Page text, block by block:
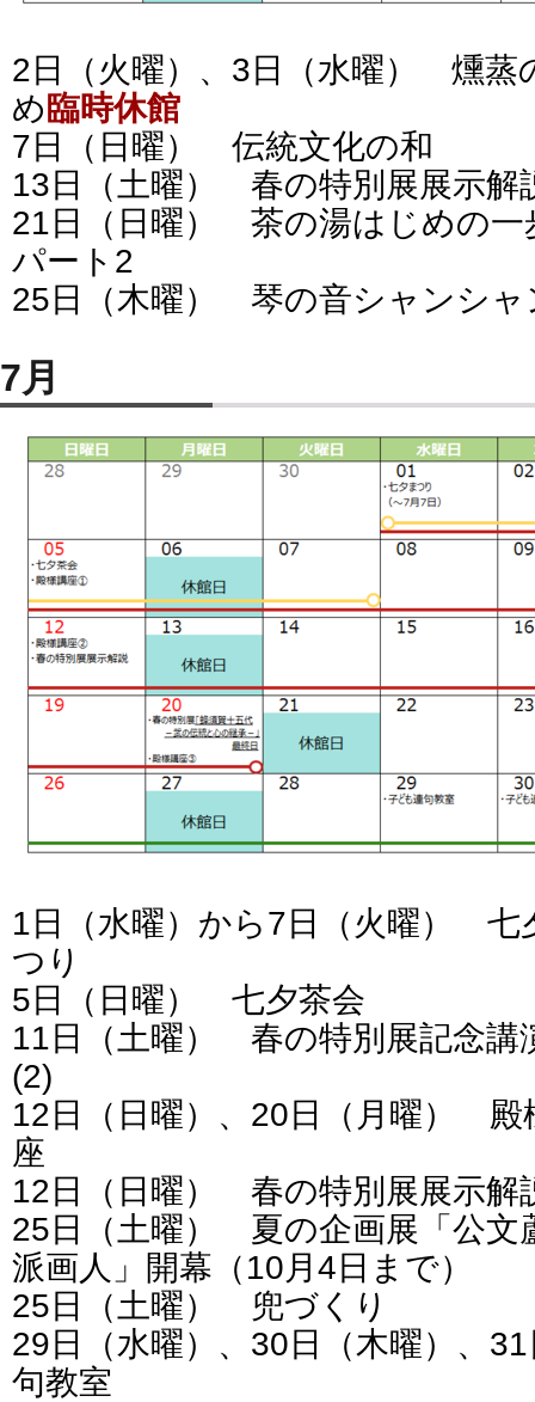
2日（火曜）、3日（水曜） 燻蒸
め 臨時休館
7日（日曜） 伝統文化の和
13日（土曜） 春の特別展展示解
21日（日曜） 茶の湯はじめの一
パート2
25日（木曜） 琴の音シャンシャ
7月
1日（水曜）から7日（火曜） 七
つり
5日（日曜） 七夕茶会
11日（土曜） 春の特別展記念講
(2)
12日（日曜）、20日（月曜） 殿
座
12日（日曜） 春の特別展展示解
25日（土曜） 夏の企画展「公文
派画人」開幕（10月4日まで）
25日（土曜） 兜づくり
29日（水曜）、30日（木曜）、
句教室